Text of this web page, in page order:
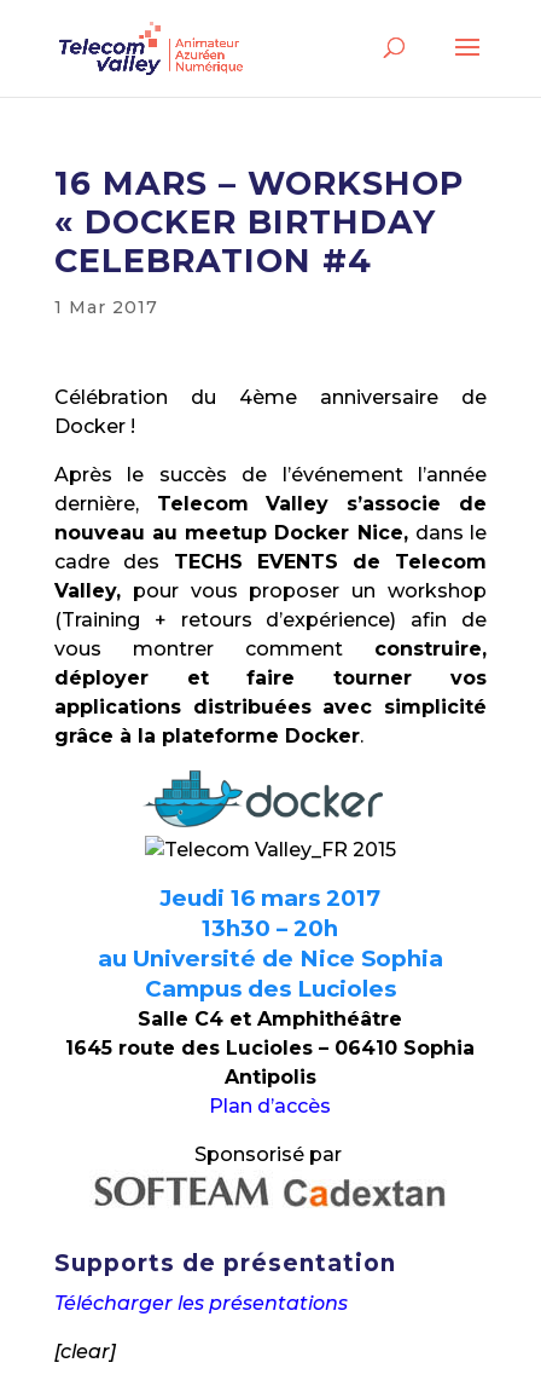
16 MARS – WORKSHOP
« DOCKER BIRTHDAY
CELEBRATION #4
1 Mar 2017
Célébration du 4ème anniversaire de
Docker !
Après le succès de l’événement l’année
dernière,Telecom Valley s’associe de
nouveau au meetup Docker Nice, dans le
cadre des TECHS EVENTS de Telecom
Valley,pour vous proposer un workshop
(Training + retours d’expérience) afin de
vous montrer comment construire,
déployer et faire tourner vos
applications distribuées avec simplicité
grâce à la plateforme Docker.
Jeudi 16 mars 2017
13h30 – 20h
au Université de Nice Sophia
Campus des Lucioles
Salle C4 et Amphithéâtre
1645 route des Lucioles – 06410 Sophia
Antipolis
Plan d’accès
Sponsorisé par
Supports de présentation
Télécharger les présentations
[clear]